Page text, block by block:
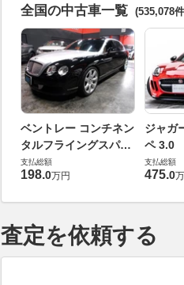
全国の中古車一覧 (535,078
ベントレー コンチネン
タルフライングスパー
6.0 4WD
支払総額
198.0万円
ジャガ
ペ 3.0
支払総額
475.0
査定を依頼する